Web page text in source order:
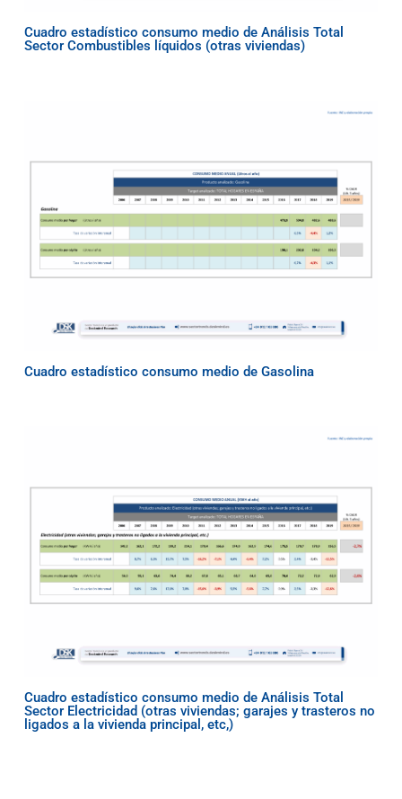
Cuadro estadístico consumo medio de Análisis Total
Sector Combustibles líquidos (otras viviendas)
Cuadro estadístico consumo medio de Gasolina
Cuadro estadístico consumo medio de Análisis Total
Sector Electricidad (otras viviendas; garajes y trasteros no
ligados a la vivienda principal, etc,)